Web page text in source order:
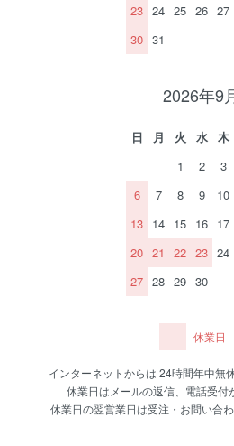
23 24 25 26 27
30 31
2026年9
日 月 火 水 木
1
2 3
6
7 8 9 10
13 14 15 16 17
20 21 22 23 24
27 28 29 30
休業日
インターネットからは 24時間年中無
休業日はメールの返信、電話受付
休業日の翌営業日は受注・お問い合